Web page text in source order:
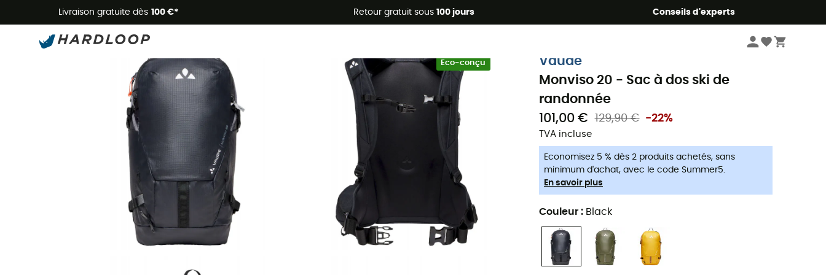
Livraison gratuite dès 100 €* Retour gratuit sous 100 jours Conseils d'experts
Promos d'été 🔥 -5 % EXTRA dès 2 produits* code Summer5
Eco-conçu
Vaude
Monviso 20 - Sac à dos ski de
randonnée
101,00 €
129,90 € -22%
TVA incluse
Economisez 5 % dès 2 produits achetés, sans
minimum d'achat, avec le code Summer5.
En savoir plus
Couleur : Black